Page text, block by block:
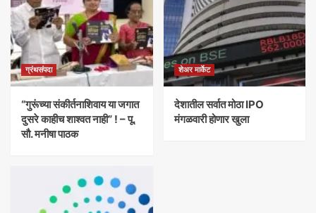
ग्रंथसंपदा
“गुरूंच्या संकीर्तनाशिवाय या जगात
दुसरे काहीच शाश्वत नाही” ! – पू.
सौ. मनीषा पाठक
शेअर मार्केट
देशातील सर्वात मोठा IPO
मंगळवारी होणार खुला